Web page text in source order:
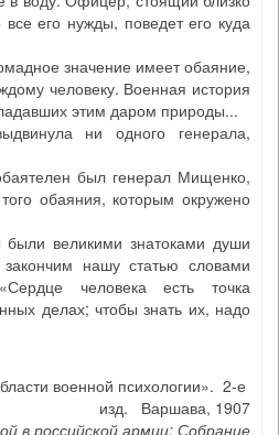
его нужды, поведет его куда
значение имеет обаяние,
человеку. Военная история
этим даром природы...
ни одного генерала,
был генерал Мищенко,
обаяния, которым окружено
были великими знатоками души
нашу статью словами
человека есть точка
делах; чтобы знать их, надо
военной психологии». 2-е
изд. Варшава, 1907
в российской армии: Собрание